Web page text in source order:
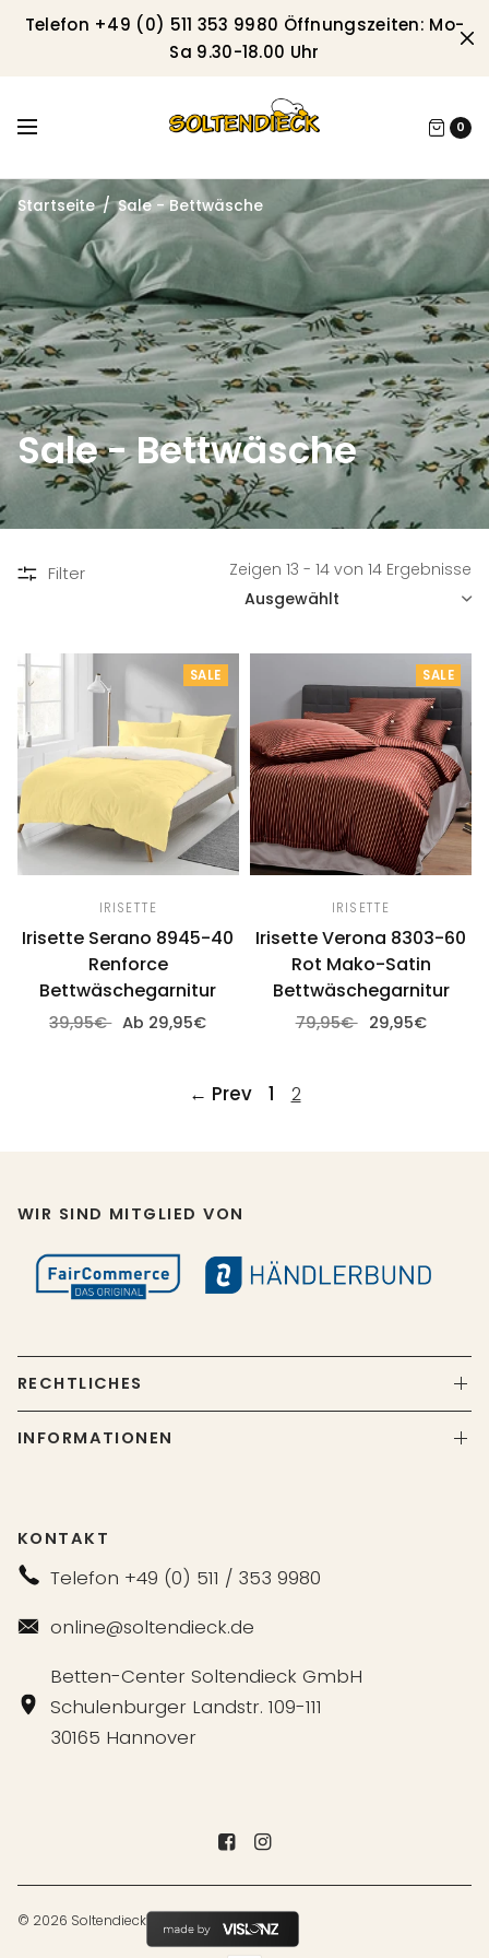
Telefon +49 (0) 511 353 9980 Öffnungszeiten: Mo-
Sa 9.30-18.00 Uhr
0
Startseite / Sale - Bettwäsche
Sale - Bettwäsche
Filter Zeigen 13 - 14 von 14 Ergebnisse
SORTIEREN
SALE
IRISETTE
Irisette Serano 8945-40
Renforce
Bettwäschegarnitur
39,95€ Ab 29,95€
SALE
IRISETTE
Irisette Verona 8303-60
Rot Mako-Satin
Bettwäschegarnitur
79,95€ 29,95€
← Prev 1 2
WIR SIND MITGLIED VON
RECHTLICHES
INFORMATIONEN
KONTAKT
Telefon +49 (0) 511 / 353 9980
online@soltendieck.de
Betten-Center Soltendieck GmbH
Schulenburger Landstr. 109-111
30165 Hannover
© 2026 Soltendieck